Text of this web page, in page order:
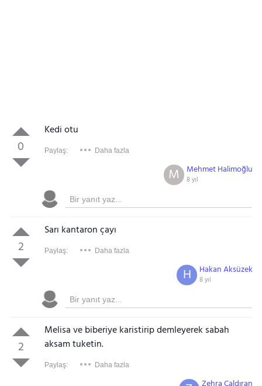
0
Kedi otu
Paylaş: Daha fazla
Mehmet Halimoğlu
8 yıl
M
2
Sarı kantaron çayı
Paylaş: Daha fazla
Hakan Aksüzek
8 yıl
H
2
Melisa ve biberiye karistirip demleyerek sabah
aksam tuketin.
Paylaş: Daha fazla